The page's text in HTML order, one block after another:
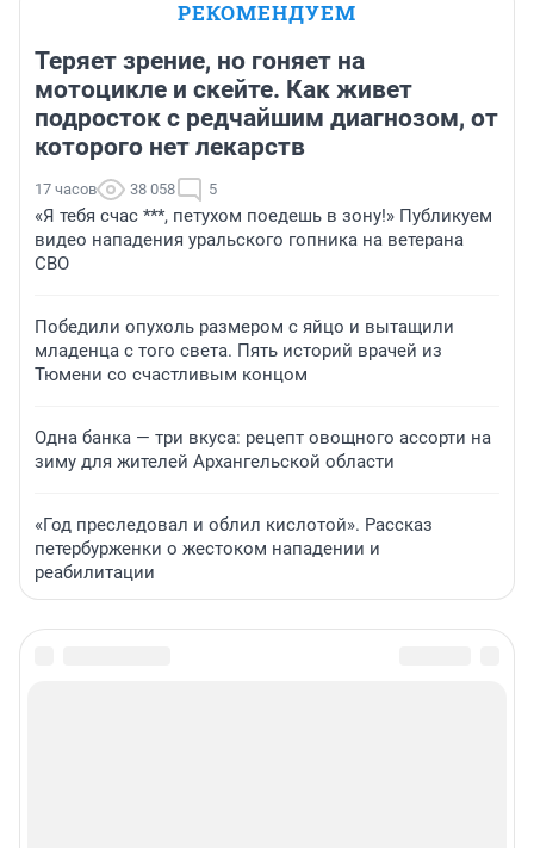
РЕКОМЕНДУЕМ
Теряет зрение, но гоняет на
мотоцикле и скейте. Как живет
подросток с редчайшим диагнозом, от
которого нет лекарств
17 часов 38 058 5
«Я тебя счас ***, петухом поедешь в зону!» Публикуем
видео нападения уральского гопника на ветерана
СВО
Победили опухоль размером с яйцо и вытащили
младенца с того света. Пять историй врачей из
Тюмени со счастливым концом
Одна банка — три вкуса: рецепт овощного ассорти на
зиму для жителей Архангельской области
«Год преследовал и облил кислотой». Рассказ
петербурженки о жестоком нападении и
реабилитации